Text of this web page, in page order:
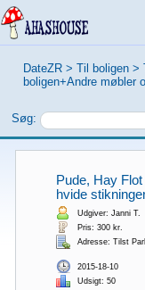
DateZR > Til boligen >
boligen+Andre møbler
Søg:
Pude, Hay
hvide
Udgiver: Janni T.
Pris: 300 kr.
Adresse: Tilst
2015-18-10
Udsigt: 50